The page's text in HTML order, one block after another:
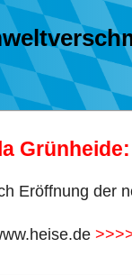
Eröffnung der